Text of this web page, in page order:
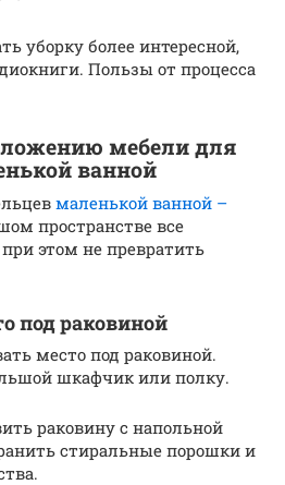
уборку более интересной,
Пользы от процесса
мебели для
ванной
маленькой ванной –
пространстве все
этом не превратить
под раковиной
место под раковиной.
шкафчик или полку.
раковину с напольной
стиральные порошки и